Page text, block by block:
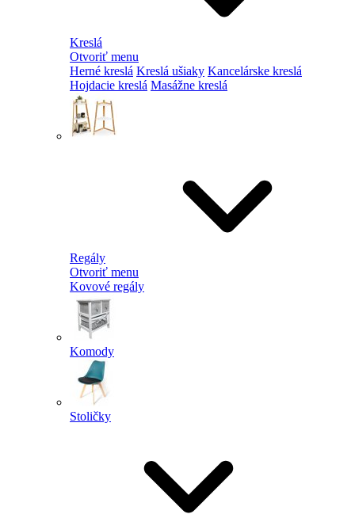
Kreslá
Otvoriť menu
Herné kreslá Kreslá ušiaky Kancelárske kreslá
Hojdacie kreslá Masážne kreslá
Regály
Otvoriť menu
Kovové regály
Komody
Stoličky